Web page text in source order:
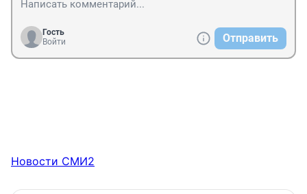
Гость
Войти
Отправить
Новости СМИ2